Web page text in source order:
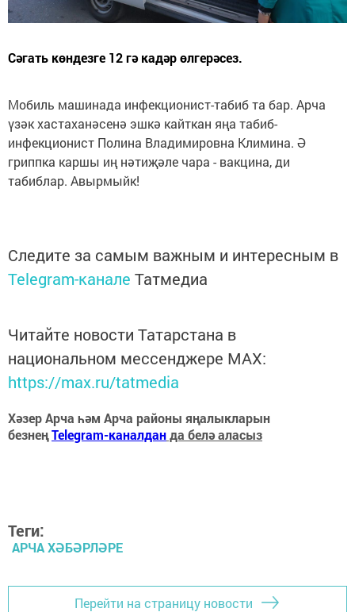
Сәгать көндезге 12 гә кадәр өлгерәсез.
Мобиль машинада инфекционист-табиб та бар. Арча
үзәк хастаханәсенә эшкә кайткан яңа табиб-
инфекционист Полина Владимировна Климина. Ә
гриппка каршы иң нәтиҗәле чара - вакцина, ди
табиблар. Авырмыйк!
Следите за самым важным и интересным в
Telegram-канале Татмедиа
Читайте новости Татарстана в
национальном мессенджере MАХ:
https://max.ru/tatmedia
Хәзер Арча һәм Арча районы яңалыкларын
безнеңTelegram-каналданда белә аласыз
Теги:
АРЧА ХӘБӘРЛӘРЕ
Перейти на страницу новости